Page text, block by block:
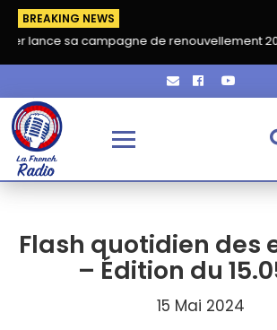
BREAKING NEWS
campagne de renouvellement 2026‑2027
Flash quotidien des
– Édition du
15 Mai 2024